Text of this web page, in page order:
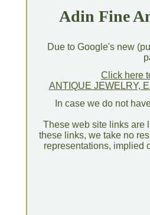
Adin Fine
Due to Google's new
Click here
ANTIQUE JEWELRY,
In case we do not
These web site links are
these links, we take no
representations, implied